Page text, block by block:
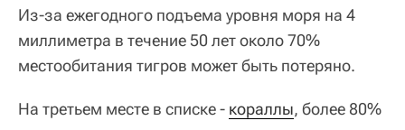
Из-за ежегодного подъема уровня моря на 4
миллиметра в течение 50 лет около 70%
местообитания тигров может быть потеряно.
На третьем месте в списке - кораллы, более 80%